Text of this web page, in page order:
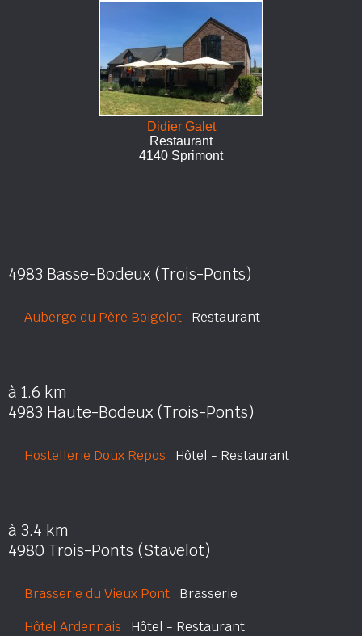
Didier Galet
Restaurant
4140 Sprimont
4983 Basse-Bodeux (Trois-Ponts)
Auberge du Père Boigelot Restaurant
à 1.6 km
4983 Haute-Bodeux (Trois-Ponts)
Hostellerie Doux Repos Hôtel - Restaurant
à 3.4 km
4980 Trois-Ponts (Stavelot)
Brasserie du Vieux Pont Brasserie
Hôtel Ardennais Hôtel - Restaurant